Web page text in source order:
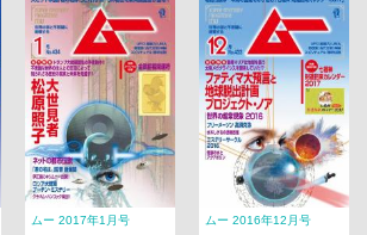
ムー 2017年1月号 ムー 2016年12月号